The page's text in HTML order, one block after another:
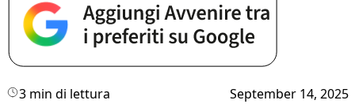
3 min di lettura September 14, 2025